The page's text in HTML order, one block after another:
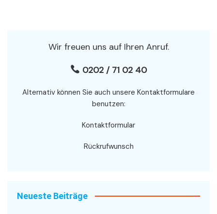
Wir freuen uns auf Ihren Anruf.
0202 / 71 02 40
Alternativ können Sie auch unsere Kontaktformulare
benutzen:
Kontaktformular
Rückrufwunsch
Neueste Beiträge